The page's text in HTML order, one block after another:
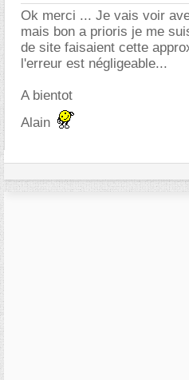
Ok merci ... Je vais voir
mais bon a prioris je me
de site faisaient cette
l'erreur est négligeable...
A bientot
Alain